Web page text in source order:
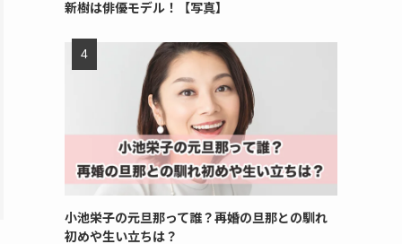
新樹は俳優モデル！【写真】
小池栄子の元旦那って誰？再婚の旦那との馴れ
初めや生い立ちは？